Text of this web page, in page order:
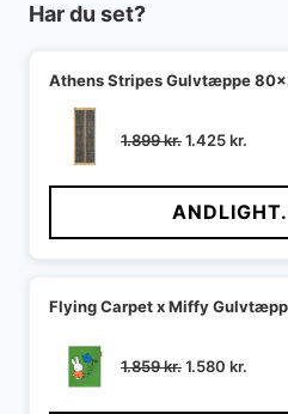
Har du set?
Athens Stripes Gulvtæppe
1.899kr.Den
pris
var:
1.899 kr..
1.425kr.
pris
er:
Flying Carpet x Miffy
1.859kr.Den
1.580 kr.